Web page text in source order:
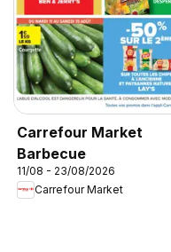
Carrefour Market
Barbecue
11/08 - 23/08/2026
Carrefour Market